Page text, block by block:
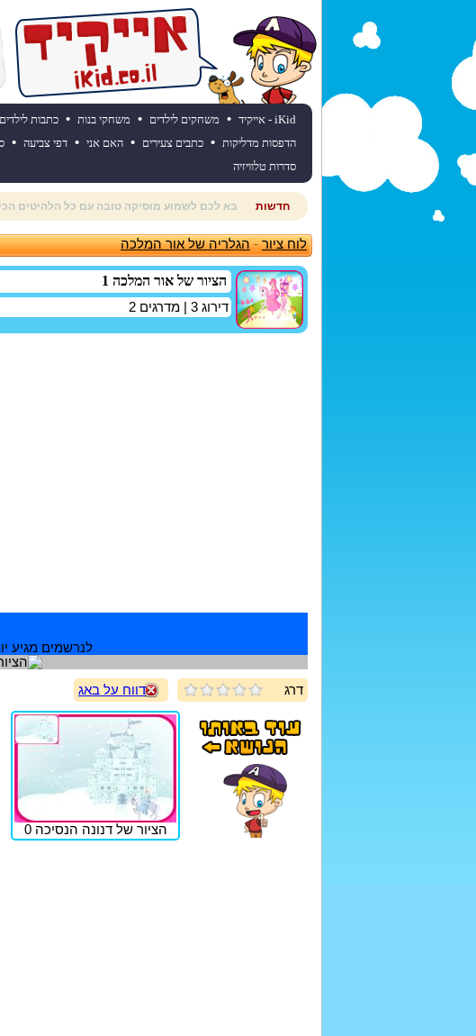
iKid - אייקיד • משחקים לילדים • משחקי בנות • כתבות לילדים
הדפסות מדליקות • כתבים צעירים • האם אני • דפי צביעה •
סדרות טלוויזיה
חדשות רוצים לדעת מהי תחזית מזג האוויר השבוע? לחצו
לוח ציור-הגלריה של אור המלכה
הציור של אור המלכה 1
דירוג 3 | מדרגים 2
לנרשמים מגיע
דרג דווח על באג
הציור של דנונה הנסיכה 0